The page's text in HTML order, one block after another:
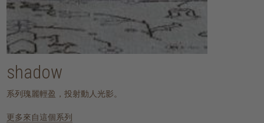
shadow
系列瑰麗輕盈，投射動人光影。
更多來自這個系列